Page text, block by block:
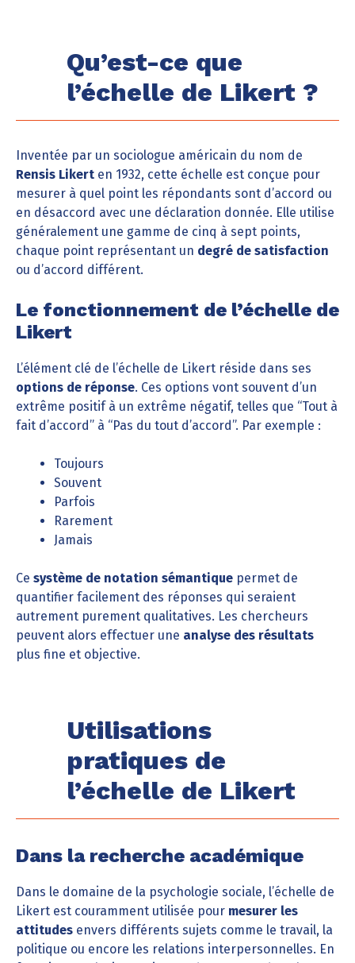
Qu’est-ce que
l’échelle de Likert ?
Inventée par un sociologue américain du nom de
Rensis Likert en 1932, cette échelle est conçue pour
mesurer à quel point les répondants sont d’accord ou
en désaccord avec une déclaration donnée. Elle utilise
généralement une gamme de cinq à sept points,
chaque point représentant un degré de satisfaction
ou d’accord différent.
Le fonctionnement de l’échelle de
Likert
L’élément clé de l’échelle de Likert réside dans ses
options de réponse. Ces options vont souvent d’un
extrême positif à un extrême négatif, telles que “Tout à
fait d’accord” à “Pas du tout d’accord”. Par exemple :
Toujours
Souvent
Parfois
Rarement
Jamais
Ce système de notation sémantique permet de
quantifier facilement des réponses qui seraient
autrement purement qualitatives. Les chercheurs
peuvent alors effectuer une analyse des résultats
plus fine et objective.
Utilisations
pratiques de
l’échelle de Likert
Dans la recherche académique
Dans le domaine de la psychologie sociale, l’échelle de
Likert est couramment utilisée pour mesurer les
attitudes envers différents sujets comme le travail, la
politique ou encore les relations interpersonnelles. En